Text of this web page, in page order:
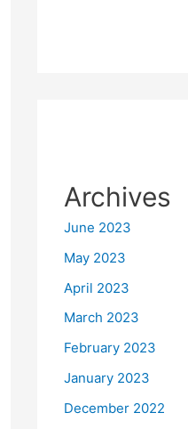
Archives
June 2023
May 2023
April 2023
March 2023
February 2023
January 2023
December 2022